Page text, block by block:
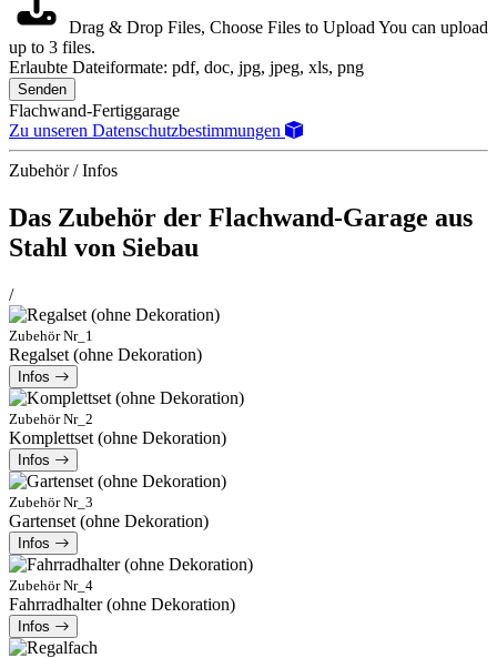
Drag & Drop Files, Choose Files to Upload You can upload
up to 3 files.
Erlaubte Dateiformate: pdf, doc, jpg, jpeg, xls, png
Senden
Flachwand-Fertiggarage
Zu unseren Datenschutzbestimmungen
Zubehör / Infos
Das Zubehör der Flachwand-Garage aus
Stahl von Siebau
/
Zubehör Nr_1
Regalset (ohne Dekoration)
Infos
Zubehör Nr_2
Komplettset (ohne Dekoration)
Infos
Zubehör Nr_3
Gartenset (ohne Dekoration)
Infos
Zubehör Nr_4
Fahrradhalter (ohne Dekoration)
Infos